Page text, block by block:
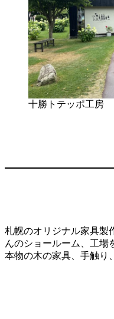
十勝トテッポ工房
札幌のオリジナル家具製
んのショールーム、工場
本物の木の家具、手触り